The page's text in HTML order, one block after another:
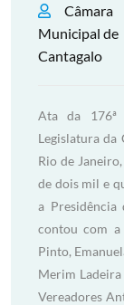
Câmara
Municipal de
Cantagalo
Ata da 176ª
Legislatura da
Rio de
de dois mil e
a Presidência
contou com a
Pinto,
Merim Ladeira
Vereadores